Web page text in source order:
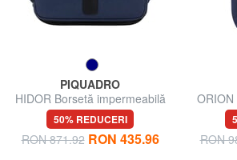
PIQUADRO
HIDOR Borsetă impermeabilă
50% REDUCERI
RON 871.92 RON 435.96
umăr,
RON